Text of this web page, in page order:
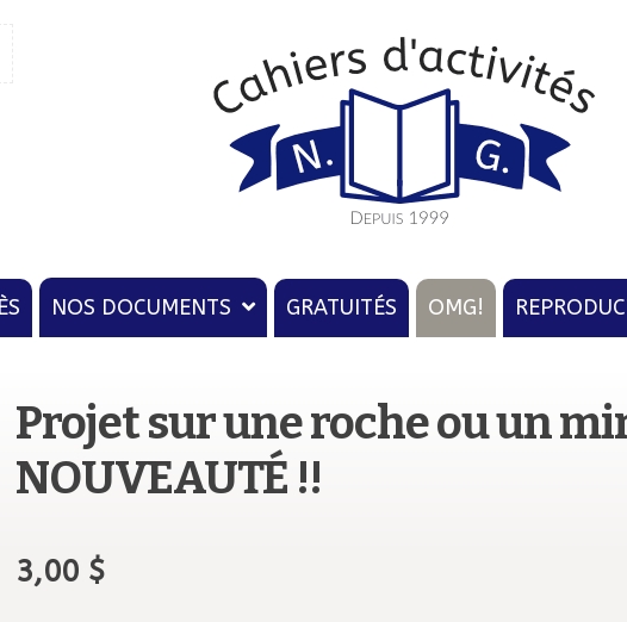
NOS DOCUMENTS GRATUITÉS OMG!
Projet sur une roche ou un
NOUVEAUTÉ !!
3,00 $